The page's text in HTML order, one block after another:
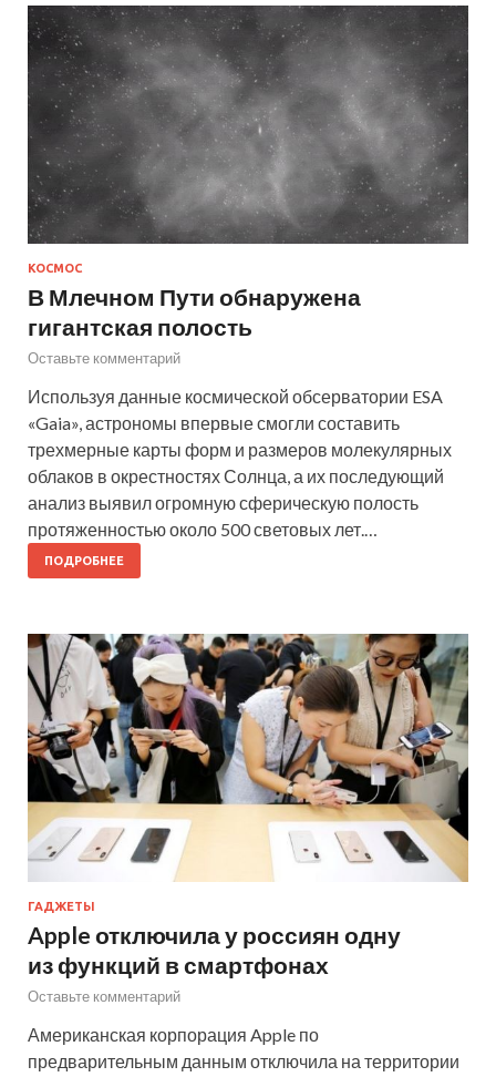
КОСМОС
В Млечном Пути обнаружена
гигантская полость
Оставьте комментарий
Используя данные космической обсерватории ESA
«Gaia», астрономы впервые смогли составить
трехмерные карты форм и размеров молекулярных
облаков в окрестностях Солнца, а их последующий
анализ выявил огромную сферическую полость
протяженностью около 500 световых лет.…
ПОДРОБНЕЕ
ГАДЖЕТЫ
Apple отключила у россиян одну
из функций в смартфонах
Оставьте комментарий
Американская корпорация Apple по
предварительным данным отключила на территории